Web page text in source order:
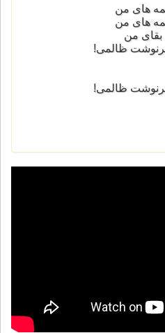
های من
های من
من
ظالمی!
ظالمی!